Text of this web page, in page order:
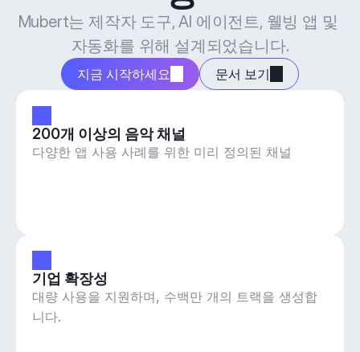
Mubert는 제작자 도구, AI 에이전트, 웰빙 앱 및
자동화를 위해 설계되었습니다.
지금 시작하세요 문서 보기
200개 이상의 음악 채널
다양한 앱 사용 사례를 위한 미리 정의된 채널
기업 확장성
대량 사용을 지원하며, 수백만 개의 트랙을 생성합
니다.